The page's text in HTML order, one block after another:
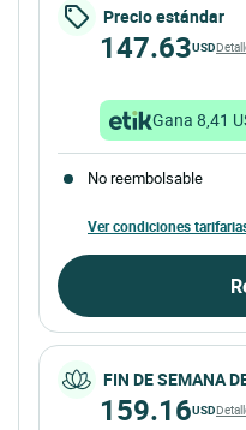
Precio estándar
147.63USD
Gana 8,41
No reembolsable
Ver condiciones
FIN DE SEMANA
159.16USD